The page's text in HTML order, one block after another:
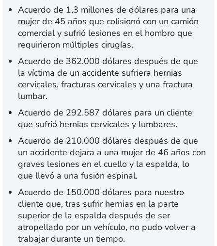
Acuerdo de 1,3 millones de dólares para una
mujer de 45 años que colisionó con un camión
comercial y sufrió lesiones en el hombro que
requirieron múltiples cirugías.
Acuerdo de 362.000 dólares después de que
la víctima de un accidente sufriera hernias
cervicales, fracturas cervicales y una fractura
lumbar.
Acuerdo de 292.587 dólares para un cliente
que sufrió hernias cervicales y lumbares.
Acuerdo de 210.000 dólares después de que
un accidente dejara a una mujer de 46 años con
graves lesiones en el cuello y la espalda, lo
que llevó a una fusión espinal.
Acuerdo de 150.000 dólares para nuestro
cliente que, tras sufrir hernias en la parte
superior de la espalda después de ser
atropellado por un vehículo, no pudo volver a
trabajar durante un tiempo.